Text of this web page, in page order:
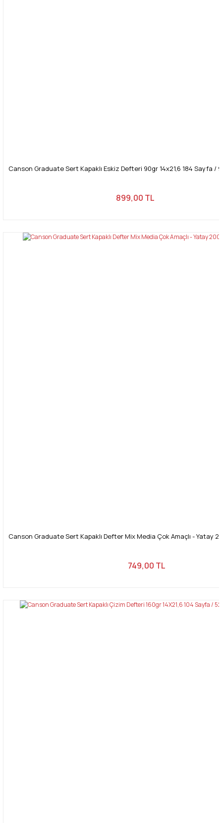
Canson Graduate Sert Kapaklı Eskiz Defteri 90gr 14x21,6 184 Sayfa /
899,00 TL
Canson Graduate Sert Kapaklı Defter Mix Media Çok Amaçlı - Yatay
749,00 TL